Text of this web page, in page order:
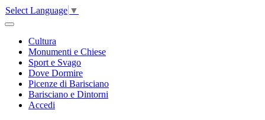
Select Language ▼
Cultura
Monumenti e Chiese
Sport e Svago
Dove Dormire
Picenze di Barisciano
Barisciano e Dintorni
Accedi